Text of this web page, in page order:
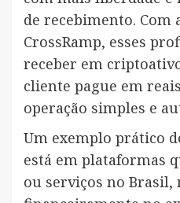
de recebimento. Com
CrossRamp, esses
receber em
cliente pague em
operação simples e
Um exemplo prático
está em plataformas
ou serviços no Brasil,